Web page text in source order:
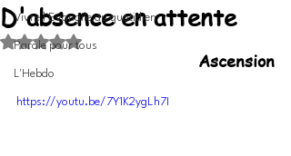
Vivre l'Evangile au quotidien
Parole pour tous
L'Hebdo
D'absence en attente
Noté NaN étoiles sur 5.
Ascension
https://youtu.be/7Y1K2ygLh7I